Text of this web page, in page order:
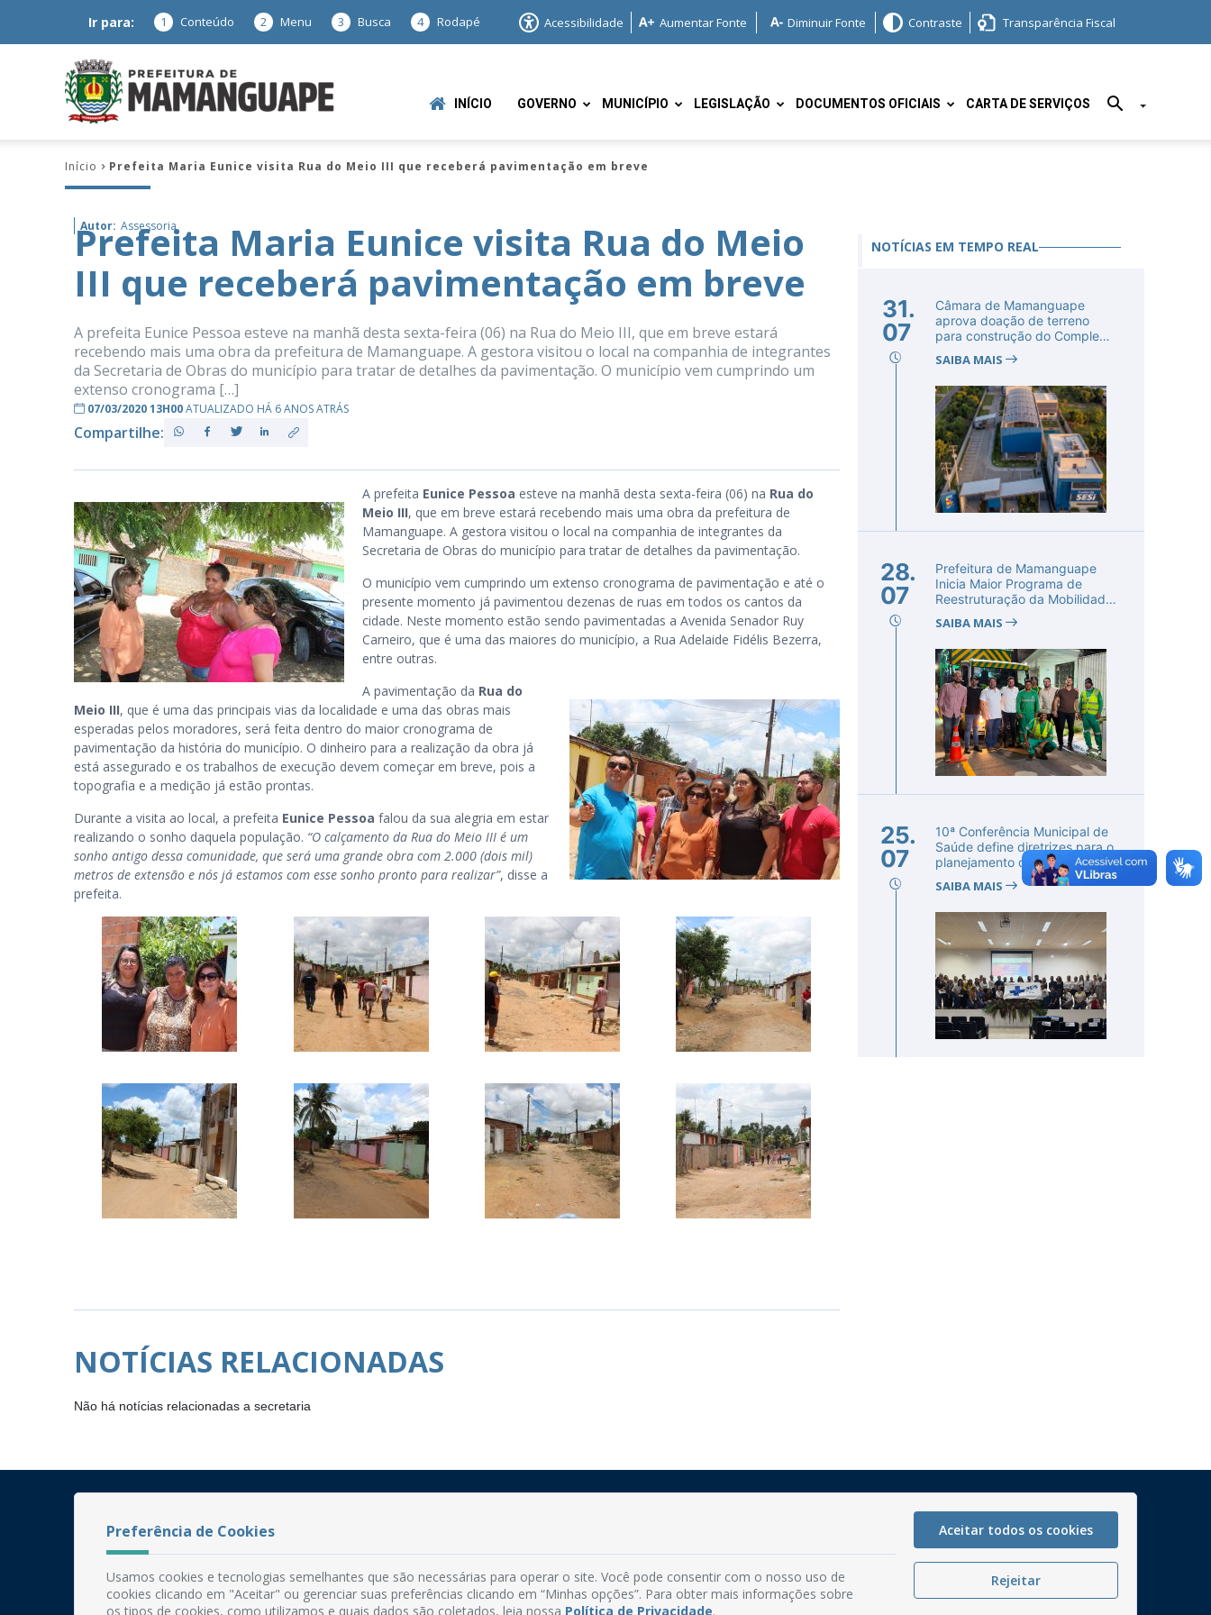
Ir para: 1 Conteúdo 2 Menu 3 Busca 4 Rodapé Acessibilidade Aumentar Fonte Diminuir Fonte Contraste Transparência Fiscal
Mamanguape
–
PB
INÍCIO GOVERNO MUNICÍPIO LEGISLAÇÃO DOCUMENTOS OFICIAIS CARTA DE SERVIÇOS
Início Prefeita Maria Eunice visita Rua do Meio III que receberá pavimentação em breve
Autor: Assessoria
Prefeita Maria Eunice visita Rua do Meio
III que receberá pavimentação em breve
A prefeita Eunice Pessoa esteve na manhã desta sexta-feira (06) na Rua do Meio III, que em breve estará
recebendo mais uma obra da prefeitura de Mamanguape. A gestora visitou o local na companhia de integrantes
da Secretaria de Obras do município para tratar de detalhes da pavimentação. O município vem cumprindo um
extenso cronograma […]
07/03/2020 13H00ATUALIZADO HÁ 6 ANOS ATRÁS
Compartilhe:
A prefeita Eunice Pessoa esteve na manhã desta sexta-feira (06) na Rua do
Meio III, que em breve estará recebendo mais uma obra da prefeitura de
Mamanguape. A gestora visitou o local na companhia de integrantes da
Secretaria de Obras do município para tratar de detalhes da pavimentação.
O município vem cumprindo um extenso cronograma de pavimentação e até o
presente momento já pavimentou dezenas de ruas em todos os cantos da
cidade. Neste momento estão sendo pavimentadas a Avenida Senador Ruy
Carneiro, que é uma das maiores do município, a Rua Adelaide Fidélis Bezerra,
entre outras.
A pavimentação da Rua do
Meio III, que é uma das principais vias da localidade e uma das obras mais
esperadas pelos moradores, será feita dentro do maior cronograma de
pavimentação da história do município. O dinheiro para a realização da obra já
está assegurado e os trabalhos de execução devem começar em breve, pois a
topografia e a medição já estão prontas.
Durante a visita ao local, a prefeita Eunice Pessoa falou da sua alegria em estar
realizando o sonho daquela população. “O calçamento da Rua do Meio III é um
sonho antigo dessa comunidade, que será uma grande obra com 2.000 (dois mil)
metros de extensão e nós já estamos com esse sonho pronto para realizar”, disse a
prefeita.
NOTÍCIAS RELACIONADAS
Não há notícias relacionadas a secretaria
NOTÍCIAS EM TEMPO REAL
31.
07
Câmara de Mamanguape
aprova doação de terreno
para construção do Complexo
SAIBA MAIS
28.
07
Prefeitura de Mamanguape
Inicia Maior Programa de
Reestruturação da Mobilidade
SAIBA MAIS
25.
07
10ª Conferência Municipal de
Saúde define diretrizes para o
planejamento da rede p...
SAIBA MAIS
Fone: (83) 3292-2246
Email: comunicacao@mamanguape.pb.gov.br
Perguntas frequentes
Preferência de Cookies
Usamos cookies e tecnologias semelhantes que são necessárias para operar o site. Você pode consentir com o nosso uso de
cookies clicando em "Aceitar" ou gerenciar suas preferências clicando em “Minhas opções”. Para obter mais informações sobre
os tipos de cookies, como utilizamos e quais dados são coletados, leia nossa Política de Privacidade.
Aceitar todos os cookies
Rejeitar